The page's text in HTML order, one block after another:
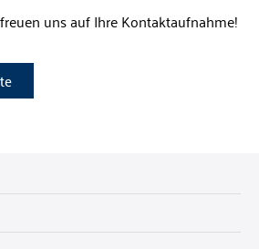
uns auf Ihre Kontaktaufnahme!